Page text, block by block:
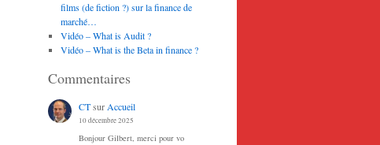
films (de fiction ?) sur la finance de
marché…
Vidéo – What is Audit ?
Vidéo – What is the Beta in finance ?
Commentaires
CTsur Accueil
10 décembre 2025
Bonjour Gilbert, merci pour vo